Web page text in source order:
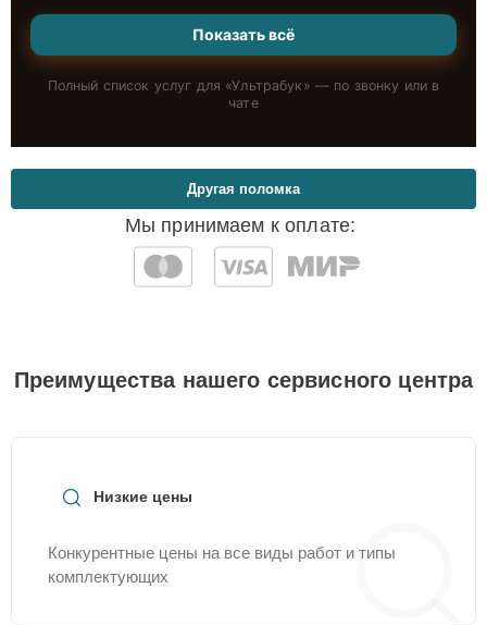
Показать всё
Полный список услуг для «Ультрабук » — по звонку или в
чате
Мы принимаем к оплате:
Другая поломка
Преимущества нашего сервисного центра
Низкие цены
Конкурентные цены на все виды работ и типы
комплектующих